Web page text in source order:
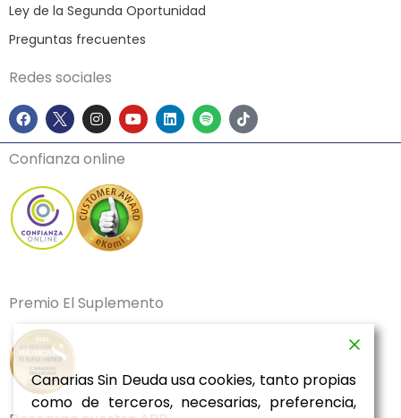
Ley de la Segunda Oportunidad
Preguntas frecuentes
Redes sociales
F
a
c
e
b
o
k
I
n
s
t
a
g
r
a
m
Y
o
u
e
L
i
n
S
p
o
T
i
k
Confianza online
Premio El Suplemento
Canarias Sin Deuda usa cookies, tanto propias
como de terceros, necesarias, preferencia,